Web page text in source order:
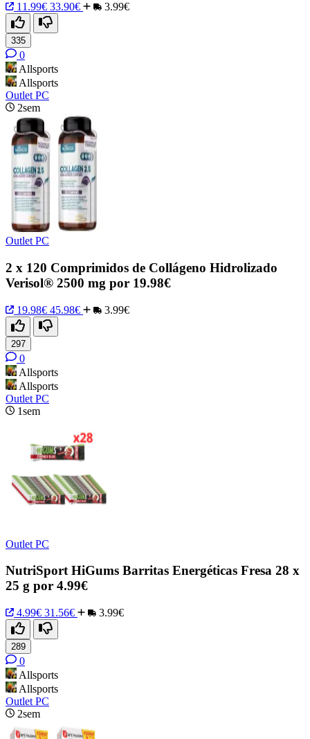
11.99€ 33.90€ 3.99€
335
0
Allsports
Allsports
Outlet PC
2sem
Outlet PC
2 x 120 Comprimidos de Collágeno Hidrolizado
Verisol® 2500 mg por 19.98€
19.98€ 45.98€ 3.99€
297
0
Allsports
Allsports
Outlet PC
1sem
Outlet PC
NutriSport HiGums Barritas Energéticas Fresa 28 x
25 g por 4.99€
4.99€ 31.56€ 3.99€
289
0
Allsports
Allsports
Outlet PC
2sem